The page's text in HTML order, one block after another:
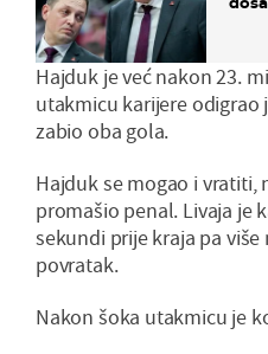
Hajduk je već nakon 23.
utakmicu karijere odigrao
zabio oba gola.
Hajduk se mogao i vratiti,
promašio penal. Livaja je
sekundi prije kraja pa
povratak.
Nakon šoka utakmicu je